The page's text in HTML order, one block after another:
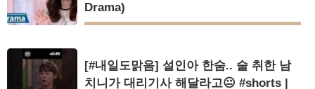
Drama)
[#내일도맑음] 설인아 한숨.. 술 취한 남
치니가 대리기사 해달라고😐 #shorts |